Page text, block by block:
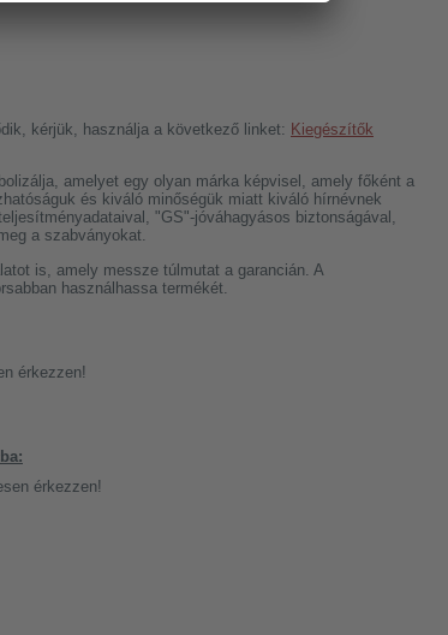
kérjük, használja a következő linket: Kiegészítők
amelyet egy olyan márka képvisel, amely főként a
és kiváló minőségük miatt kiváló hírnévnek
"GS"-jóváhagyásos biztonságával,
a szabványokat.
is, amely messze túlmutat a garancián. A
használhassa termékét.
érkezzen!
érkezzen!